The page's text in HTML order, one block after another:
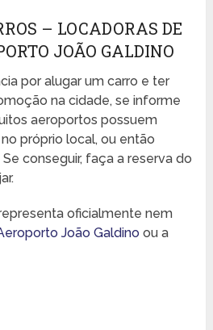
– LOCADORAS DE
JOÃO GALDINO
por alugar um carro e ter
na cidade, se informe
aeroportos possuem
próprio local, ou então
conseguir, faça a reserva do
oficialmente nem
João Galdino ou a